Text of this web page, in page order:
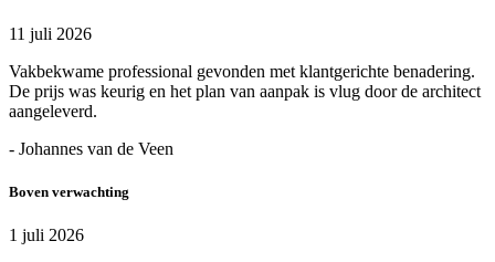
11 juli 2026
Vakbekwame professional gevonden met klantgerichte benadering.
De prijs was keurig en het plan van aanpak is vlug door de architect
aangeleverd.
- Johannes van de Veen
Boven verwachting
1 juli 2026